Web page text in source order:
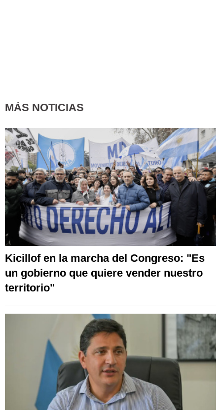
MÁS NOTICIAS
Kicillof en la marcha del Congreso: "Es
un gobierno que quiere vender nuestro
territorio"